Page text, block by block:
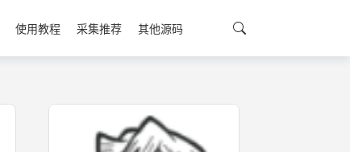
使用教程 采集推荐 其他源码